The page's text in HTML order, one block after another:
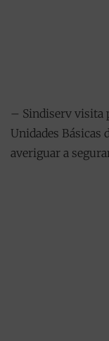
– Sindiserv visita
Unidades Básicas
averiguar a